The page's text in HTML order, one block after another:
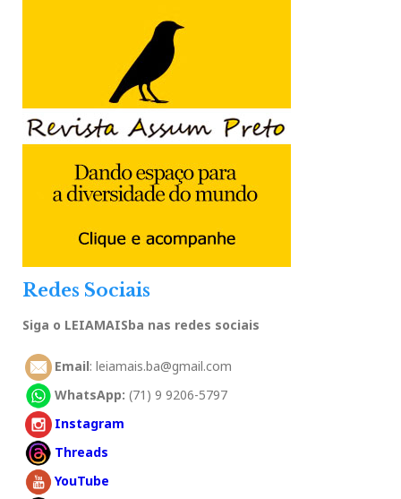
Redes Sociais
Siga o LEIAMAISba nas redes sociais
Email: leiamais.ba@gmail.com
WhatsApp: (71) 9 9206-5797
Instagram
Threads
YouTube